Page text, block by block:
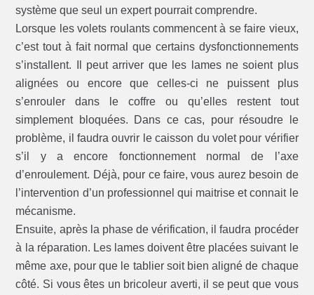
système que seul un expert pourrait comprendre.
Lorsque les volets roulants commencent à se faire vieux,
c’est tout à fait normal que certains dysfonctionnements
s’installent. Il peut arriver que les lames ne soient plus
alignées ou encore que celles-ci ne puissent plus
s’enrouler dans le coffre ou qu’elles restent tout
simplement bloquées. Dans ce cas, pour résoudre le
problème, il faudra ouvrir le caisson du volet pour vérifier
s’il y a encore fonctionnement normal de l’axe
d’enroulement. Déjà, pour ce faire, vous aurez besoin de
l’intervention d’un professionnel qui maitrise et connait le
mécanisme.
Ensuite, après la phase de vérification, il faudra procéder
à la réparation. Les lames doivent être placées suivant le
même axe, pour que le tablier soit bien aligné de chaque
côté. Si vous êtes un bricoleur averti, il se peut que vous